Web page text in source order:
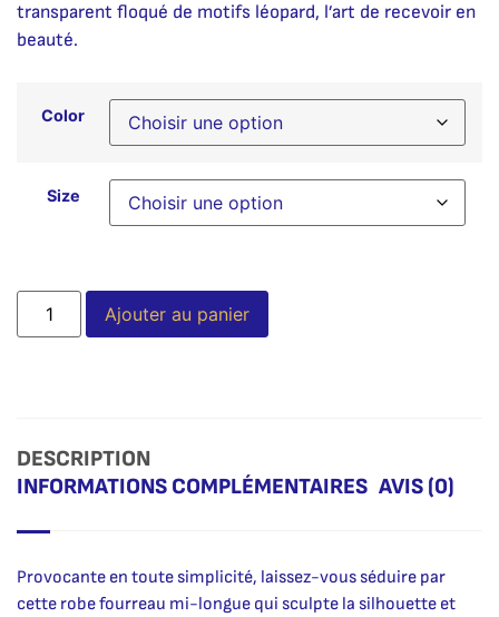
transparent floqué de motifs léopard, l’art de recevoir en
beauté.
Color
Size
Ajouter au panier
DESCRIPTION
INFORMATIONS COMPLÉMENTAIRES AVIS (0)
Provocante en toute simplicité, laissez-vous séduire par
cette robe fourreau mi-longue qui sculpte la silhouette et